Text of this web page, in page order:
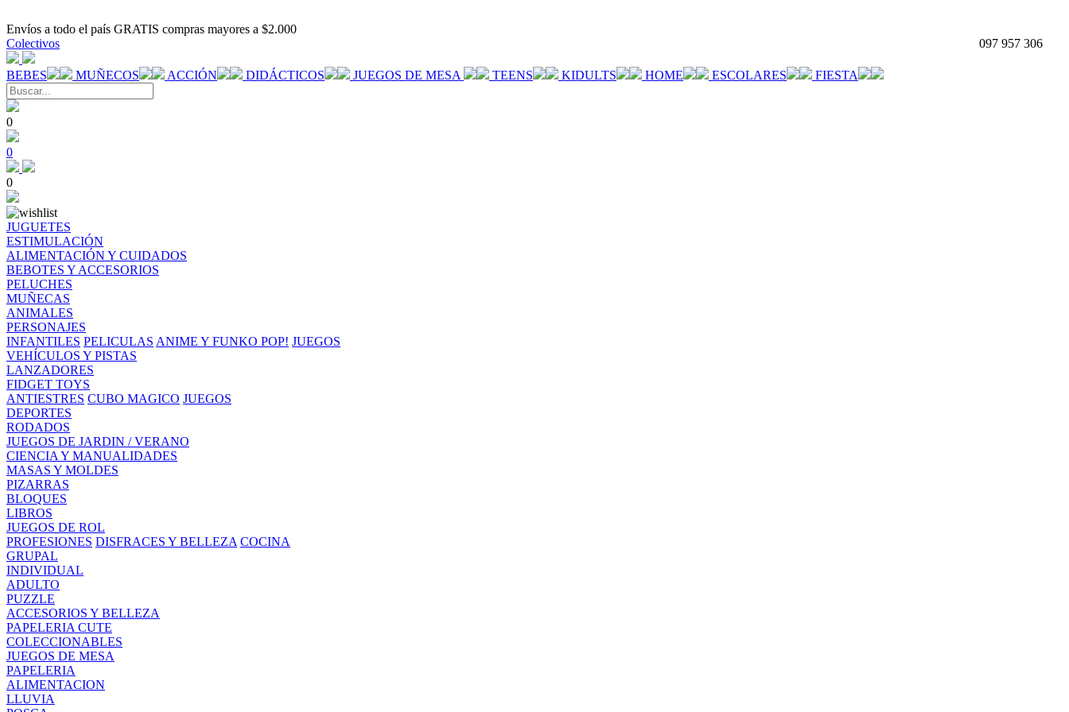
Envíos a todo el país GRATIS compras mayores a $2.000
097 957 306
Colectivos
BEBES MUÑECOS ACCIÓN DIDÁCTICOS JUEGOS DE MESA TEENS KIDULTS HOME ESCOLARES FIESTA
0
0
0
JUGUETES
ESTIMULACIÓN
ALIMENTACIÓN Y CUIDADOS
BEBOTES Y ACCESORIOS
PELUCHES
MUÑECAS
ANIMALES
PERSONAJES
INFANTILES PELICULAS ANIME Y FUNKO POP! JUEGOS
VEHÍCULOS Y PISTAS
LANZADORES
FIDGET TOYS
ANTIESTRES CUBO MAGICO JUEGOS
DEPORTES
RODADOS
JUEGOS DE JARDIN / VERANO
CIENCIA Y MANUALIDADES
MASAS Y MOLDES
PIZARRAS
BLOQUES
LIBROS
JUEGOS DE ROL
PROFESIONES DISFRACES Y BELLEZA COCINA
GRUPAL
INDIVIDUAL
ADULTO
PUZZLE
ACCESORIOS Y BELLEZA
PAPELERIA CUTE
COLECCIONABLES
JUEGOS DE MESA
PAPELERIA
ALIMENTACION
LLUVIA